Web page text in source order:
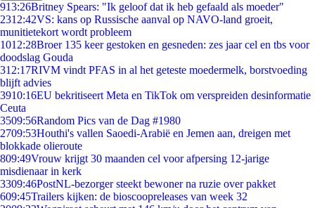
913:26Britney Spears: "Ik geloof dat ik heb gefaald als moeder"
2312:42VS: kans op Russische aanval op NAVO-land groeit,
munitietekort wordt probleem
1012:28Broer 135 keer gestoken en gesneden: zes jaar cel en tbs voor
doodslag Gouda
312:17RIVM vindt PFAS in al het geteste moedermelk, borstvoeding
blijft advies
3910:16EU bekritiseert Meta en TikTok om verspreiden desinformatie
Ceuta
3509:56Random Pics van de Dag #1980
2709:53Houthi's vallen Saoedi-Arabië en Jemen aan, dreigen met
blokkade olieroute
809:49Vrouw krijgt 30 maanden cel voor afpersing 12-jarige
misdienaar in kerk
3309:46PostNL-bezorger steekt bewoner na ruzie over pakket
609:45Trailers kijken: de bioscoopreleases van week 32